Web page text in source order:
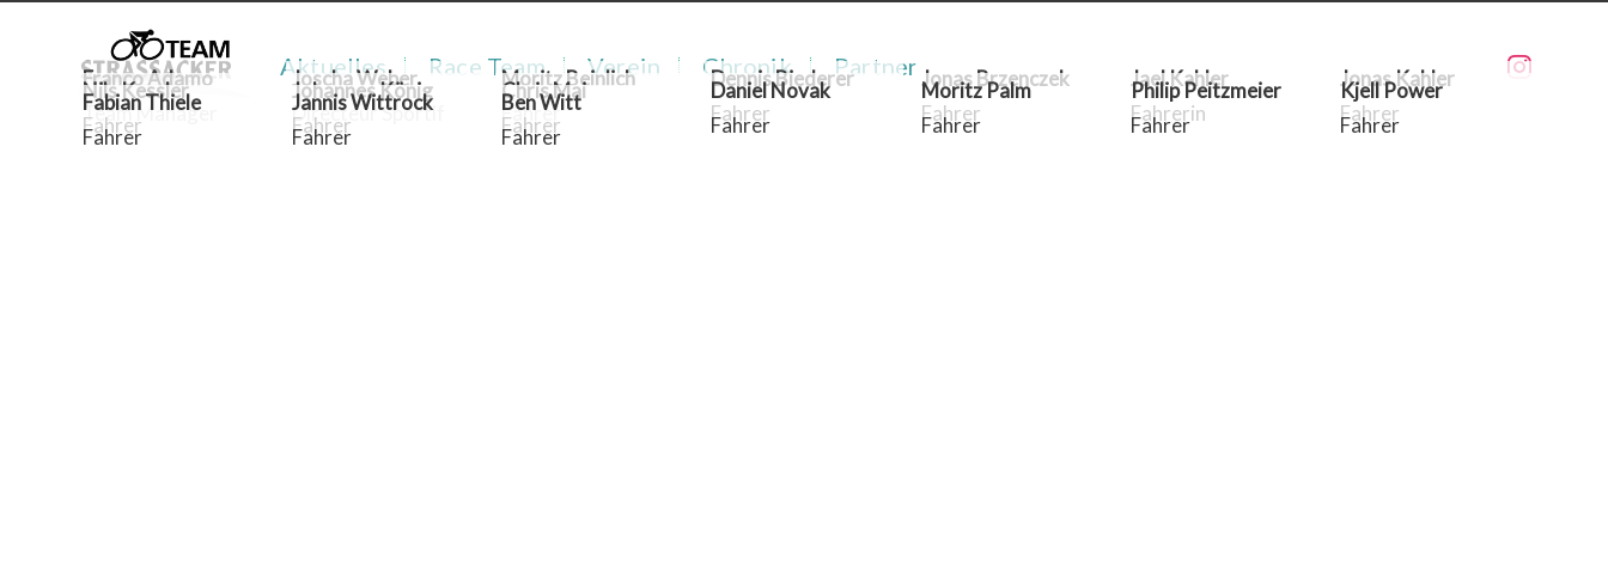
Aktuelles Race Team Verein Chronik Partner
Franco Adamo
Team Manager
Joscha Weber
Directeur Sportif
Moritz Beinlich
Fahrer
Dennis Biederer
Fahrer
Jonas Brzenczek
Fahrer
Jael Kahler
Fahrerin
Jonas Kahler
Fahrer
Nils Kessler
Fahrer
Johannes König
Fahrer
Chris Mai
Fahrer
Daniel Novak
Fahrer
Moritz Palm
Fahrer
Philip Peitzmeier
Fahrer
Kjell Power
Fahrer
Fabian Thiele
Fahrer
Jannis Wittrock
Fahrer
Ben Witt
Fahrer